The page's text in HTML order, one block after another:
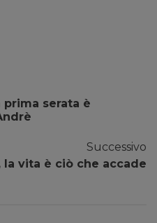
prima serata è
Successivo
la vita è ciò che accade